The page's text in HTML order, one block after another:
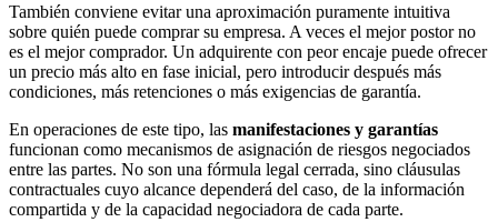
También conviene evitar una aproximación puramente intuitiva
sobre quién puede comprar su empresa. A veces el mejor postor no
es el mejor comprador. Un adquirente con peor encaje puede ofrecer
un precio más alto en fase inicial, pero introducir después más
condiciones, más retenciones o más exigencias de garantía.
En operaciones de este tipo, las manifestaciones y garantías
funcionan como mecanismos de asignación de riesgos negociados
entre las partes. No son una fórmula legal cerrada, sino cláusulas
contractuales cuyo alcance dependerá del caso, de la información
compartida y de la capacidad negociadora de cada parte.